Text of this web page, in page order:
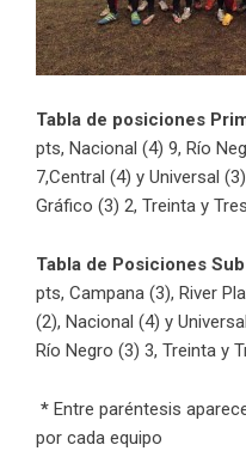
Tabla de posiciones
pts, Nacional (4) 9, Río
7,Central (4) y Universal
Gráfico (3) 2, Treinta y
Tabla de Posiciones
pts, Campana (3), River
(2), Nacional (4) y
Río Negro (3) 3, Treinta y
* Entre paréntesis
por cada equipo